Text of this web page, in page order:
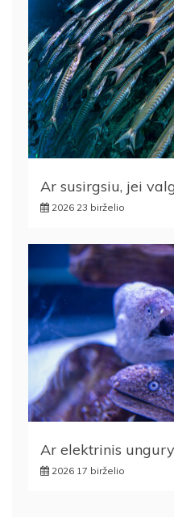
Ar susirgsiu, jei
2026 23 birželio
Ar elektrinis
2026 17 birželio